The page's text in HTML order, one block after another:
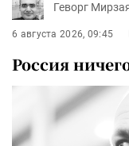
Геворг
6 августа 2026, 09:45
Россия